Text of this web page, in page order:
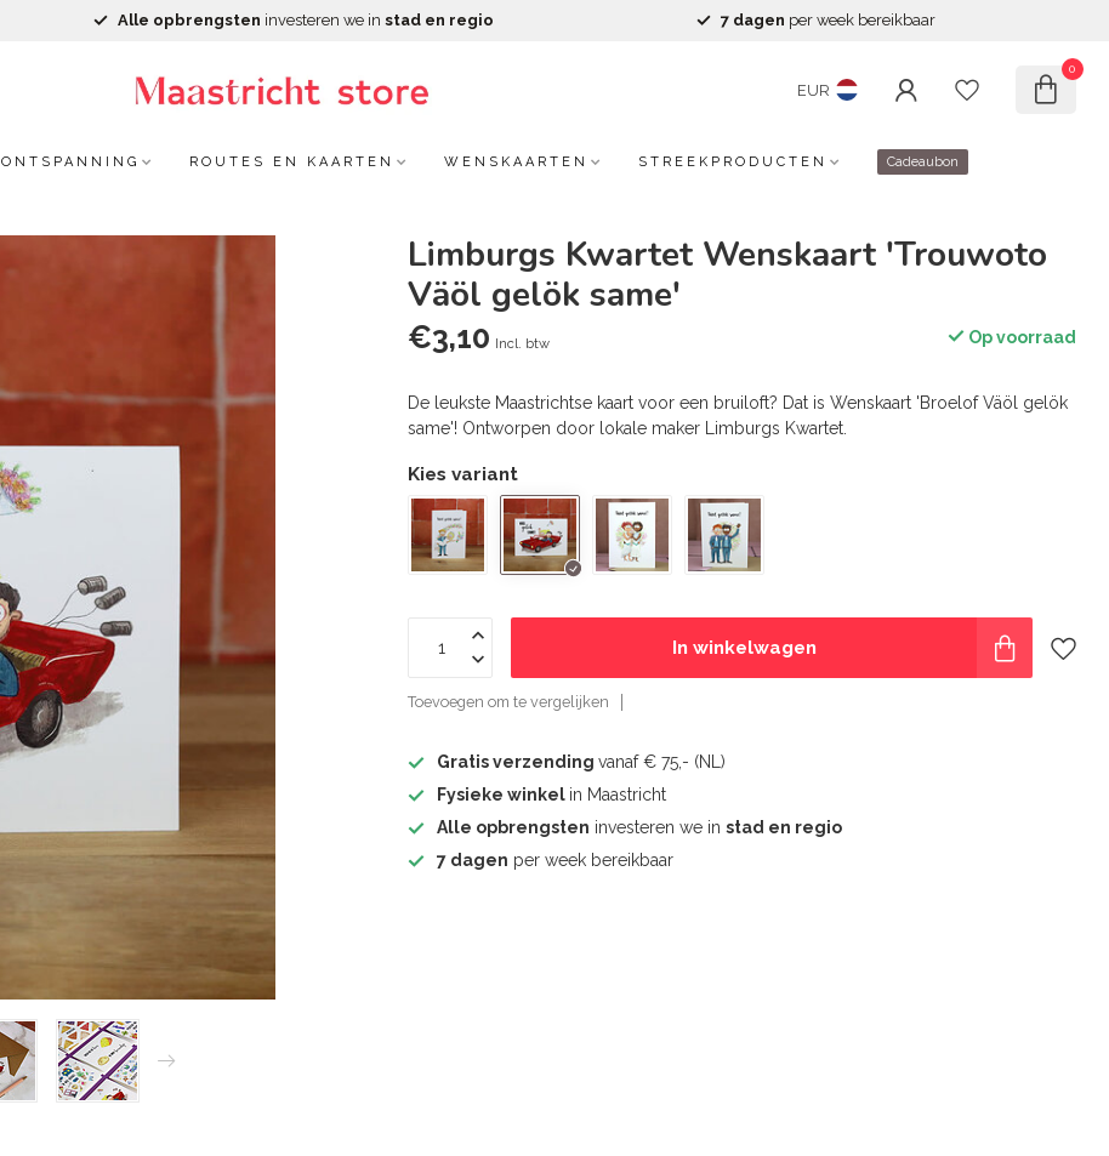
Alle opbrengsten investeren we in stad en regio 7 dagen per week bereikbaar
EUR
0
ONTSPANNING ROUTES EN KAARTEN WENSKAARTEN STREEKPRODUCTEN Cadeaubon
Limburgs Kwartet Wenskaart 'Trouwoto
Väöl gelök same'
€3,10 Incl. btw Op voorraad
De leukste Maastrichtse kaart voor een bruiloft? Dat is Wenskaart 'Broelof Väöl gelök
same'! Ontworpen door lokale maker Limburgs Kwartet.
Kies variant
In winkelwagen
Toevoegen om te vergelijken
Gratis verzendingvanaf € 75,- (NL)
Fysieke winkel in Maastricht
Alle opbrengsten investeren we instad en regio
7 dagen per week bereikbaar